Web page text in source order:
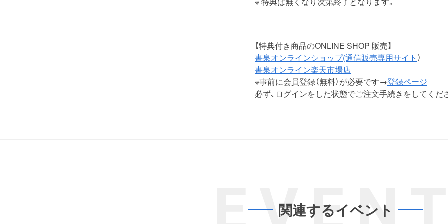
【特典付き商品のONLINE SHOP 販売】
書泉オンラインショップ(通信販売専用サイト）
書泉オンライン楽天市場店
※事前に会員登録（無料）が必要です→登録ページ
必ず、ログインをした状態でご注文手続きをしてくだ
EVENT
関連するイベント